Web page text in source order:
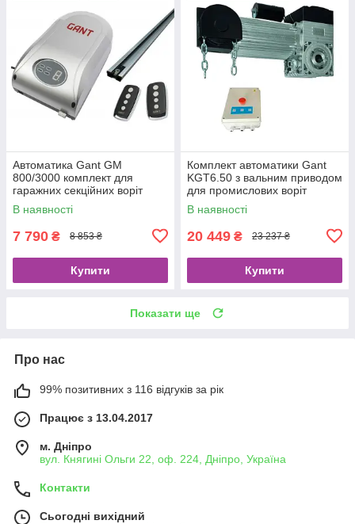
Автоматика Gant GM
800/3000 комплект для
гаражних секційних воріт
В наявності
7 790 ₴ 8 853 ₴
Купити
Комплект автоматики Gant
KGT6.50 з вальним приводом
для промислових воріт
секційних
В наявності
20 449 ₴ 23 237 ₴
Купити
Показати ще
Про нас
99% позитивних з 116 відгуків за рік
Працює з 13.04.2017
м. Дніпро
вул. Княгині Ольги 22, оф. 224, Дніпро, Україна
Контакти
Сьогодні вихідний